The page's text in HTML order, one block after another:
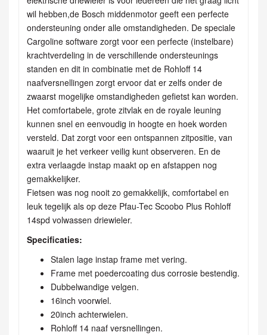
wil hebben,de Bosch middenmotor geeft een perfecte
ondersteuning onder alle omstandigheden. De speciale
Cargoline software zorgt voor een perfecte (instelbare)
krachtverdeling in de verschillende ondersteunings
standen en dit in combinatie met de Rohloff 14
naafversnellingen zorgt ervoor dat er zelfs onder de
zwaarst mogelijke omstandigheden gefietst kan worden.
Het comfortabele, grote zitvlak en de royale leuning
kunnen snel en eenvoudig in hoogte en hoek worden
versteld. Dat zorgt voor een ontspannen zitpositie, van
waaruit je het verkeer veilig kunt observeren. En de
extra verlaagde instap maakt op en afstappen nog
gemakkelijker.
Fietsen was nog nooit zo gemakkelijk, comfortabel en
leuk tegelijk als op deze Pfau-Tec Scoobo Plus Rohloff
14spd volwassen driewieler.
Specificaties:
Stalen lage instap frame met vering.
Frame met poedercoating dus corrosie bestendig.
Dubbelwandige velgen.
16inch voorwiel.
20inch achterwielen.
Rohloff 14 naaf versnellingen.